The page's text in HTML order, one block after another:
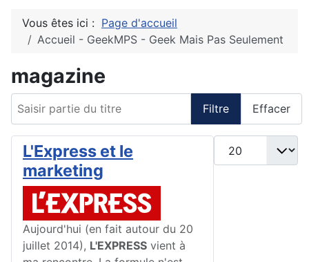
Vous êtes ici : Page d'accueil
Accueil - GeekMPS - Geek Mais Pas Seulement
magazine
Filtre Effacer
Afficher #
L'Express et le
marketing
Aujourd'hui (en fait autour du 20
juillet 2014), L'EXPRESS vient à